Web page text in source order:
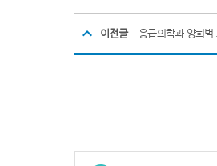
이전글 응급의학과 양희범